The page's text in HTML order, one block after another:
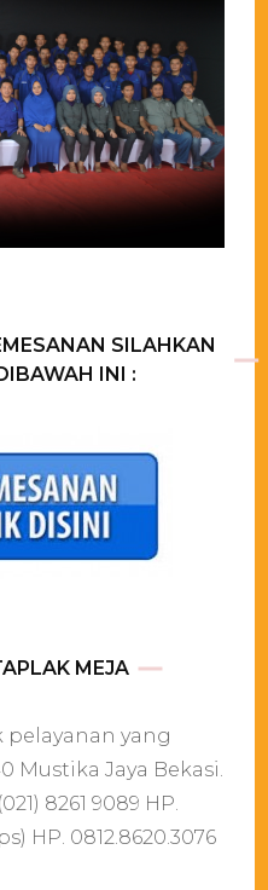
SILAHKAN
INI :
MEJA
yang
Mustika Jaya Bekasi.
8261 9089 HP.
HP. 0812.8620.3076